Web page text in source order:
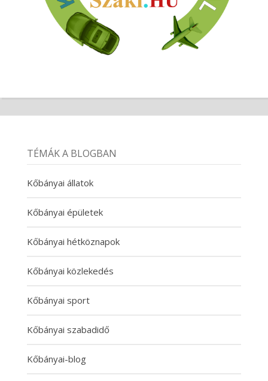
TÉMÁK A BLOGBAN
Kőbányai állatok
Kőbányai épületek
Kőbányai hétköznapok
Kőbányai közlekedés
Kőbányai sport
Kőbányai szabadidő
Kőbányai-blog